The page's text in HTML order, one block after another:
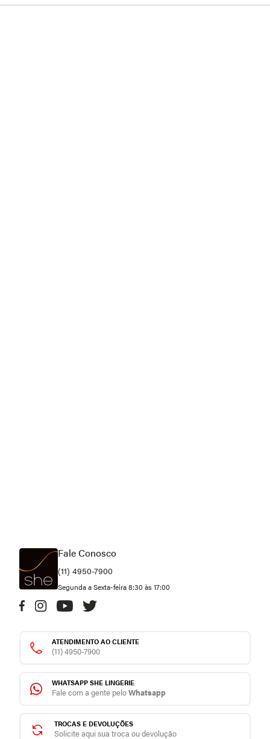
Fale Conosco
(11) 4950-7900
Segunda a Sexta-feira 8:30 às 17:00
ATENDIMENTO AO CLIENTE
(11) 4950-7900
WHATSAPP SHE LINGERIE
Fale com a gente peloWhatsapp
TROCAS E DEVOLUÇÕES
Solicite aqui sua troca ou devolução